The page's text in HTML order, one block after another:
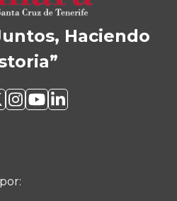
Haciendo